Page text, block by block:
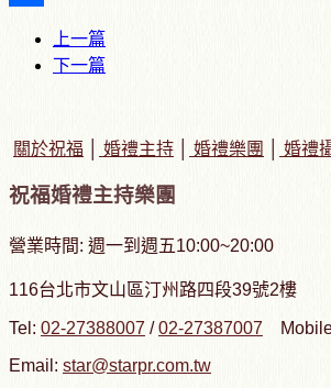
上一篇
下一篇
關於祝福 婚禮主持 婚禮樂團 婚禮
祝福婚禮主持樂團
營業時間: 週一到週五10:00~20:00
116台北市文山區汀州路四段39號2樓
Tel: 02-27388007 /02-27387007
Email: star@starpr.com.tw